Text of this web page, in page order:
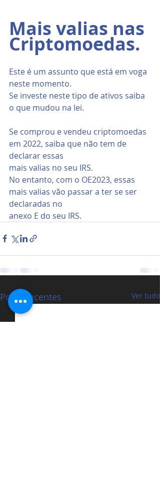
Mais valias nas
Criptomoedas.
Este é um assunto que está em voga
neste momento.
Se investe neste tipo de ativos saiba
o que mudou na lei.
Se comprou e vendeu criptomoedas
em 2022, saiba que não tem de
declarar essas
mais valias no seu IRS.
No entanto, com o OE2023, essas
mais valias vão passar a ter se ser
declaradas no
anexo E do seu IRS.
Posts recentes Ver tudo